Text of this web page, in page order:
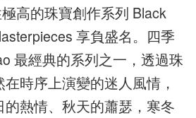
高的珠寶創作系列 Black
享負盛名。四季
最經典的系列之一，透過珠
時序上演變的迷人風情，
熱情、秋天的蕭瑟，寒冬